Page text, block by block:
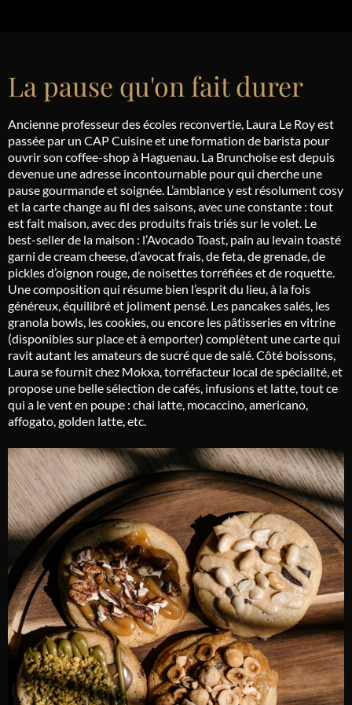
La pause qu'on fait durer
Ancienne professeur des écoles reconvertie, Laura Le Roy est
passée par un CAP Cuisine et une formation de barista pour
ouvrir son coffee-shop à Haguenau. La Brunchoise est depuis
devenue une adresse incontournable pour qui cherche une
pause gourmande et soignée. L’ambiance y est résolument cosy
et la carte change au fil des saisons, avec une constante : tout
est fait maison, avec des produits frais triés sur le volet. Le
best-seller de la maison : l’Avocado Toast, pain au levain toasté
garni de cream cheese, d’avocat frais, de feta, de grenade, de
pickles d’oignon rouge, de noisettes torréfiées et de roquette.
Une composition qui résume bien l’esprit du lieu, à la fois
généreux, équilibré et joliment pensé. Les pancakes salés, les
granola bowls, les cookies, ou encore les pâtisseries en vitrine
(disponibles sur place et à emporter) complètent une carte qui
ravit autant les amateurs de sucré que de salé. Côté boissons,
Laura se fournit chez Mokxa, torréfacteur local de spécialité, et
propose une belle sélection de cafés, infusions et latte, tout ce
qui a le vent en poupe : chai latte, mocaccino, americano,
affogato, golden latte, etc.